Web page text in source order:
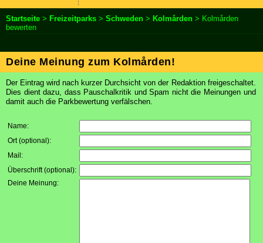
Startseite > Freizeitparks > Schweden > Kolmården > Kolmården
bewerten
Deine Meinung zum Kolmården!
Der Eintrag wird nach kurzer Durchsicht von der Redaktion freigeschaltet.
Dies dient dazu, dass Pauschalkritik und Spam nicht die Meinungen und
damit auch die Parkbewertung verfälschen.
Name:
Ort (optional):
Mail:
Überschrift (optional):
Deine Meinung: